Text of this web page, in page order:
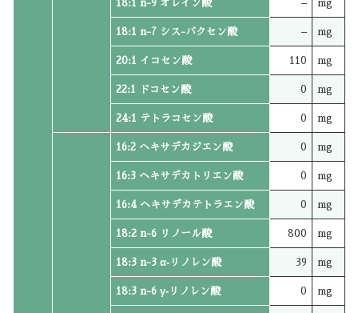
18:1 n-9 オレイン酸 – mg
18:1 n-7 シス-バクセン酸 – mg
20:1 イコセン酸 110 mg
22:1 ドコセン酸 0 mg
24:1 テトラコセン酸 0 mg
16:2 ヘキサデカジエン酸 0 mg
16:3 ヘキサデカトリエン酸 0 mg
16:4 ヘキサデカテトラエン酸 0 mg
18:2 n-6 リノール酸 800 mg
18:3 n-3 α‐リノレン酸 39 mg
18:3 n-6 γ‐リノレン酸 0 mg